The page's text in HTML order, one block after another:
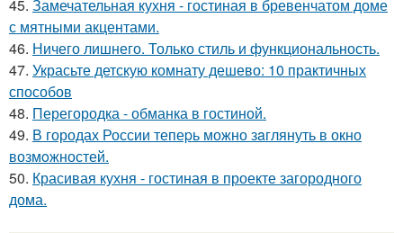
45. Замечательная кухня - гостиная в бревенчатом доме
с мятными акцентами.
46. Ничего лишнего. Только стиль и функциональность.
47. Украсьте детскую комнату дешево: 10 практичных
способов
48. Перегородка - обманка в гостиной.
49. В городах России тепеpь можно зaглянуть в окно
возмoжностей.
50. Красивая кухня - гостиная в проекте загородного
дома.